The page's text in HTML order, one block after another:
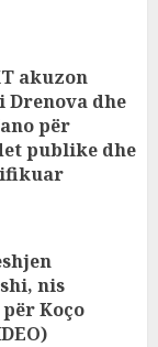
akuzon
dhe
për
publike dhe
nis
Koço